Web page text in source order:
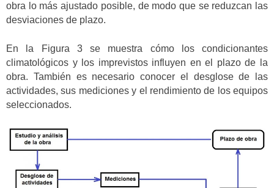
obra lo más ajustado posible, de modo que se reduzcan las
desviaciones de plazo.
En la Figura 3 se muestra cómo los condicionantes
climatológicos y los imprevistos influyen en el plazo de la
obra. También es necesario conocer el desglose de las
actividades, sus mediciones y el rendimiento de los equipos
seleccionados.